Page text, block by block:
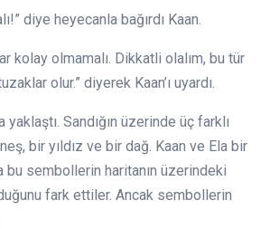
diye heyecanla bağırdı Kaan.
kolay olmamalı. Dikkatli olalım, bu tür
olur.” diyerek Kaan’ı uyardı.
Sandığın üzerinde üç farklı
bir yıldız ve bir dağ. Kaan ve Ela bir
bu sembollerin haritanın üzerindeki
fark ettiler. Ancak sembollerin